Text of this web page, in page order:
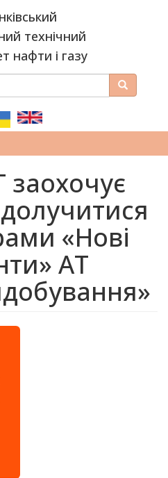
технічний
нафти і газу
Пошук
заохочує
«Нові
АТ